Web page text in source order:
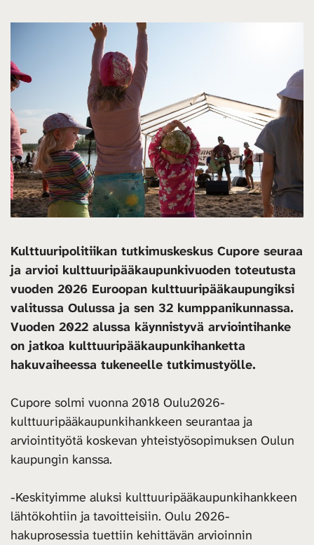
Kulttuuripolitiikan tutkimuskeskus Cupore seuraa
ja arvioi kulttuuripääkaupunkivuoden toteutusta
vuoden 2026 Euroopan kulttuuripääkaupungiksi
valitussa Oulussa ja sen 32 kumppanikunnassa.
Vuoden 2022 alussa käynnistyvä arviointihanke
on jatkoa kulttuuripääkaupunkihanketta
hakuvaiheessa tukeneelle tutkimustyölle.
Cupore solmi vuonna 2018 Oulu2026-
kulttuuripääkaupunkihankkeen seurantaa ja
arviointityötä koskevan yhteistyösopimuksen Oulun
kaupungin kanssa.
-Keskityimme aluksi kulttuuripääkaupunkihankkeen
lähtökohtiin ja tavoitteisiin. Oulu 2026-
hakuprosessia tuettiin kehittävän arvioinnin